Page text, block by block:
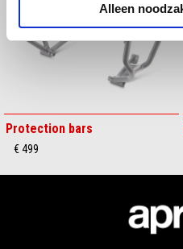
Alleen
Protection bars
€ 499